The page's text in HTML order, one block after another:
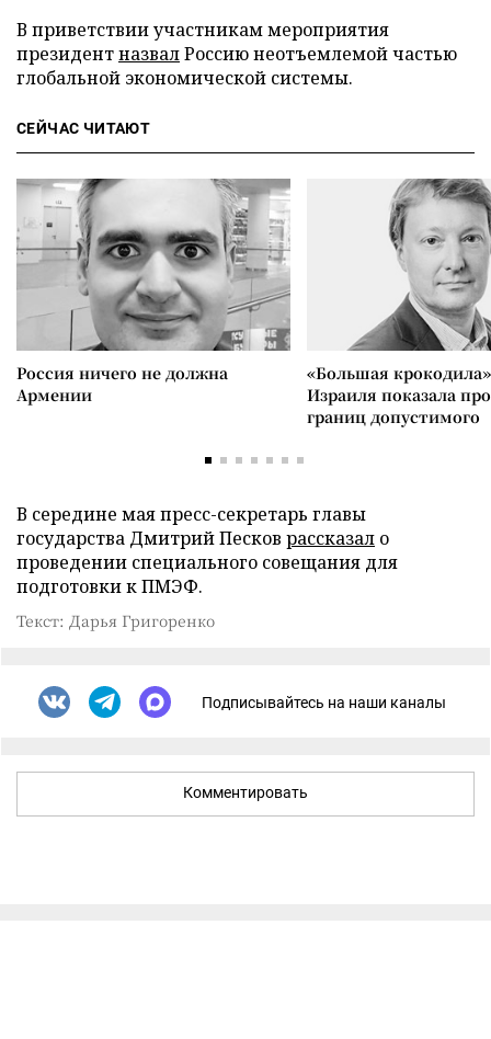
В приветствии участникам мероприятия
президентназвалРоссию неотъемлемой частью
глобальной экономической системы.
СЕЙЧАС ЧИТАЮТ
Россия ничего не должна
Армении
«Большая
Израиля показала
границ допустимого
В середине мая пресс-секретарь главы
государства Дмитрий Песков рассказал о
проведении специального совещания для
подготовки к ПМЭФ.
Текст: Дарья Григоренко
Подписывайтесь на наши каналы
Комментировать